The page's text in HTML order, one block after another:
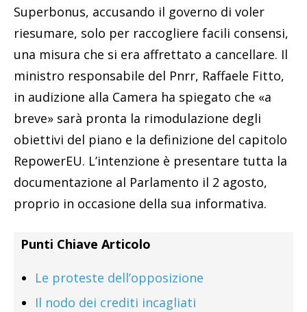
Superbonus, accusando il governo di voler
riesumare, solo per raccogliere facili consensi,
una misura che si era affrettato a cancellare. Il
ministro responsabile del Pnrr, Raffaele Fitto,
in audizione alla Camera ha spiegato che «a
breve» sarà pronta la rimodulazione degli
obiettivi del piano e la definizione del capitolo
RepowerEU. L’intenzione è presentare tutta la
documentazione al Parlamento il 2 agosto,
proprio in occasione della sua informativa.
Punti Chiave Articolo
Le proteste dell’opposizione
Il nodo dei crediti incagliati